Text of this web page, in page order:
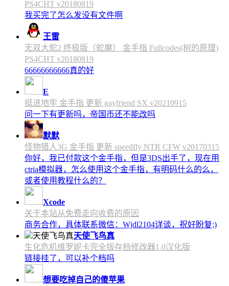
PS4CHT v20180819
我买完了怎么发没有文件啊
王雷
无双大蛇2 终极版（蛇魔） 金手指 Fullcodes(树的原理)
PS4CHT v20180819
66666666666真的好
E
挺进地牢 金手指 更新 gayfriend SX v20210915
问一下有更新吗，帝国币还不能改吗
默默
怪物猎人3G 金手指 更新 speedfly NTR CFW v20170315
你好，我已付款这个金手指，但是3DS出手了，现在用
ctria模拟器，怎么使用这个金手指，有明码什么的么，
或者使用教程什么的？
Xcode
关于本站从免费走向收费的原因
商务合作，具体联系微信：Wjdl2104详谈，祝好盼复;)
天使飞鸟真
生化危机维罗妮卡完全版存档修改器1.0汉化版
链接挂了，可以补个档吗
想要吃掉自己的傻苹果